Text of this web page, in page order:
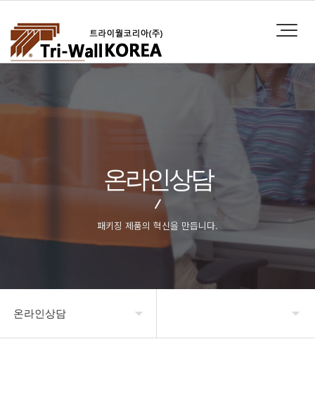
온라인상담
패키징 제품의 혁신을 만듭니다.
온라인상담